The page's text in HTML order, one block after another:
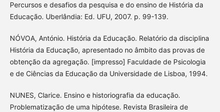
Percursos e desafios da pesquisa e do ensino de História da
Educação. Uberlândia: Ed. UFU, 2007. p. 99-139.
NÓVOA, António. História da Educação. Relatório da disciplina
História da Educação, apresentado no âmbito das provas de
obtenção da agregação. [impresso] Faculdade de Psicologia
e de Ciências da Educação da Universidade de Lisboa, 1994.
NUNES, Clarice. Ensino e historiografia da educação.
Problematização de uma hipótese. Revista Brasileira de